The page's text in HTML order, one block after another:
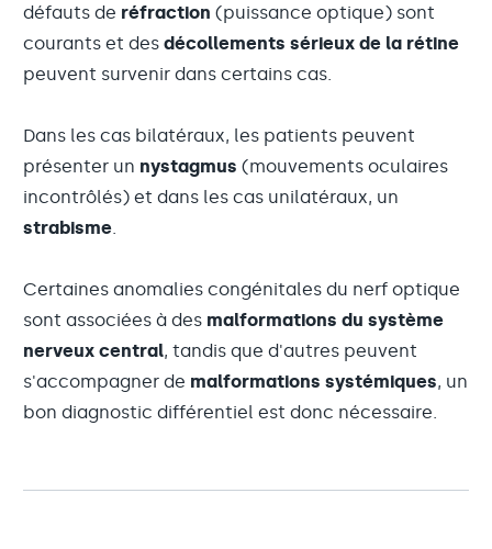
défauts de réfraction (puissance optique) sont
courants et des décollements sérieux de la rétine
peuvent survenir dans certains cas.
Dans les cas bilatéraux, les patients peuvent
présenter un nystagmus (mouvements oculaires
incontrôlés) et dans les cas unilatéraux, un
strabisme.
Certaines anomalies congénitales du nerf optique
sont associées à des malformations du système
nerveux central, tandis que d'autres peuvent
s'accompagner de malformations systémiques, un
bon diagnostic différentiel est donc nécessaire.